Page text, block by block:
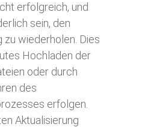
erfolgreich, und
sein, den
zu wiederholen. Dies
Hochladen der
oder durch
des
erfolgen.
Aktualisierung